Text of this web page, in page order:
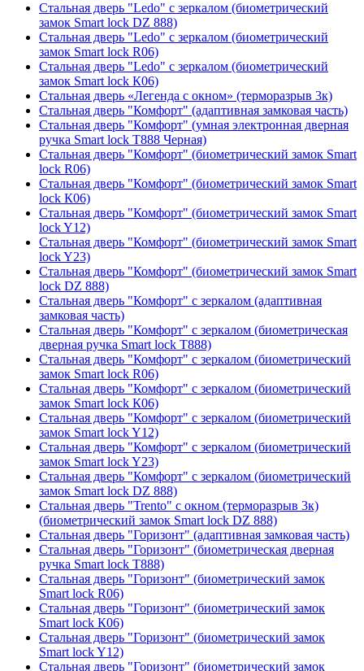
Стальная дверь "Ledo" с зеркалом (биометрический
замок Smart lock DZ 888)
Стальная дверь "Ledo" с зеркалом (биометрический
замок Smart lock R06)
Стальная дверь "Ledo" с зеркалом (биометрический
замок Smart lock К06)
Стальная дверь «Легенда с окном» (терморазрыв 3к)
Стальная дверь "Комфорт" (адаптивная замковая часть)
Стальная дверь "Комфорт" (умная электронная дверная
ручка Smart lock T888 Черная)
Стальная дверь "Комфорт" (биометрический замок Smart
lock R06)
Стальная дверь "Комфорт" (биометрический замок Smart
lock К06)
Стальная дверь "Комфорт" (биометрический замок Smart
lock Y12)
Стальная дверь "Комфорт" (биометрический замок Smart
lock Y23)
Стальная дверь "Комфорт" (биометрический замок Smart
lock DZ 888)
Стальная дверь "Комфорт" с зеркалом (адаптивная
замковая часть)
Стальная дверь "Комфорт" с зеркалом (биометрическая
дверная ручка Smart lock T888)
Стальная дверь "Комфорт" с зеркалом (биометрический
замок Smart lock R06)
Стальная дверь "Комфорт" с зеркалом (биометрический
замок Smart lock К06)
Стальная дверь "Комфорт" с зеркалом (биометрический
замок Smart lock Y12)
Стальная дверь "Комфорт" с зеркалом (биометрический
замок Smart lock Y23)
Стальная дверь "Комфорт" с зеркалом (биометрический
замок Smart lock DZ 888)
Стальная дверь "Trento" с окном (терморазрыв 3к)
(биометрический замок Smart lock DZ 888)
Стальная дверь "Горизонт" (адаптивная замковая часть)
Стальная дверь "Горизонт" (биометрическая дверная
ручка Smart lock T888)
Стальная дверь "Горизонт" (биометрический замок
Smart lock R06)
Стальная дверь "Горизонт" (биометрический замок
Smart lock К06)
Стальная дверь "Горизонт" (биометрический замок
Smart lock Y12)
Стальная дверь "Горизонт" (биометрический замок